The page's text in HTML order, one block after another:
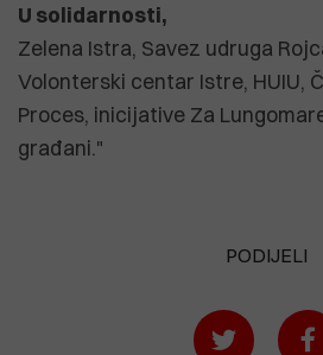
U solidarnosti,
Zelena Istra, Savez udruga
Volonterski centar Istre, HUIU,
Proces, inicijative Za
građani."
PODIJELI